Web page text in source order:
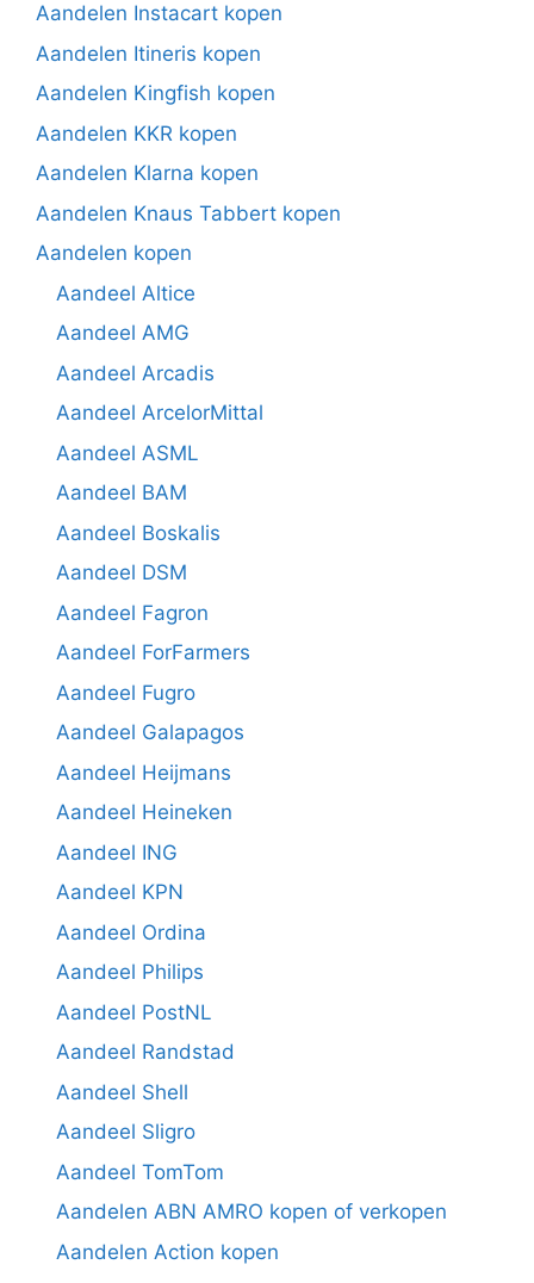
Aandelen Instacart kopen
Aandelen Itineris kopen
Aandelen Kingfish kopen
Aandelen KKR kopen
Aandelen Klarna kopen
Aandelen Knaus Tabbert kopen
Aandelen kopen
Aandeel Altice
Aandeel AMG
Aandeel Arcadis
Aandeel ArcelorMittal
Aandeel ASML
Aandeel BAM
Aandeel Boskalis
Aandeel DSM
Aandeel Fagron
Aandeel ForFarmers
Aandeel Fugro
Aandeel Galapagos
Aandeel Heijmans
Aandeel Heineken
Aandeel ING
Aandeel KPN
Aandeel Ordina
Aandeel Philips
Aandeel PostNL
Aandeel Randstad
Aandeel Shell
Aandeel Sligro
Aandeel TomTom
Aandelen ABN AMRO kopen of verkopen
Aandelen Action kopen